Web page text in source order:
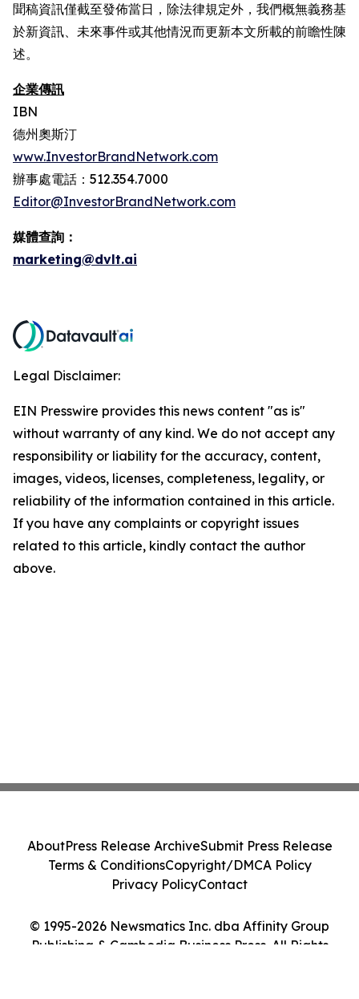
聞稿資訊僅截至發佈當日，除法律規定外，我們概無義務基
於新資訊、未來事件或其他情況而更新本文所載的前瞻性陳
述。
企業傳訊
IBN
德州奧斯汀
www.InvestorBrandNetwork.com
辦事處電話：512.354.7000
Editor@InvestorBrandNetwork.com
媒體查詢：
marketing@dvlt.ai
Legal Disclaimer:
EIN Presswire provides this news content "as is"
without warranty of any kind. We do not accept any
responsibility or liability for the accuracy, content,
images, videos, licenses, completeness, legality, or
reliability of the information contained in this article.
If you have any complaints or copyright issues
related to this article, kindly contact the author
above.
© 1995-2026 Newsmatics Inc. dba Affinity Group
Publishing & Cambodia Business Press. All Rights
AboutPress Release ArchiveSubmit Press Release
Terms & ConditionsCopyright/DMCA Policy
Privacy PolicyContact